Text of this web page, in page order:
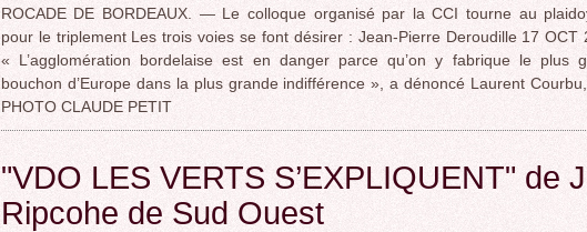
ROCADE DE BORDEAUX. — Le colloque organisé par la CCI tourne au
pour le triplement Les trois voies se font désirer : Jean-Pierre Deroudille 17 OCT
« L’agglomération bordelaise est en danger parce qu’on y fabrique le plus
bouchon d’Europe dans la plus grande indifférence », a dénoncé Laurent
PHOTO CLAUDE PETIT
"VDO LES VERTS S’EXPLIQUENT" de J
Ripcohe de Sud Ouest